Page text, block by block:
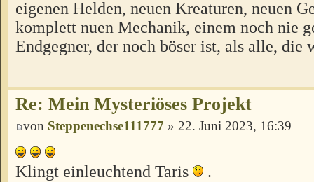
eigenen Helden, neuen Kreaturen, neuen
komplett nuen Mechanik, einem noch nie
Endgegner, der noch böser ist, als alle, die
Re: Mein Mysteriöses Projekt
von Steppenechse111777 » 22. Juni 2023, 16:39
Klingt einleuchtend Taris .